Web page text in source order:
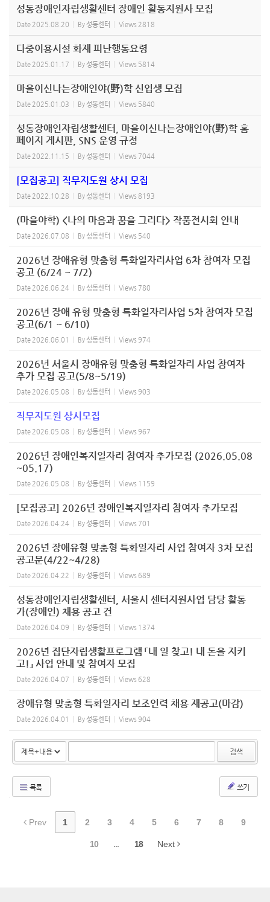
성동장애인자립생활센터 장애인 활동지원사 모집
Date 2025.08.20 By성동센터 Views 2818
다중이용시설 화재 피난행동요령
Date 2025.01.17 By성동센터 Views 5814
마을이신나는장애인야(野)학 신입생 모집
Date 2025.01.03 By성동센터 Views 5840
성동장애인자립생활센터, 마을이신나는장애인야(野)학 홈
페이지 게시판, SNS 운영 규정
Date 2022.11.15 By성동센터 Views 7044
[모집공고] 직무지도원 상시 모집
Date 2022.10.28 By성동센터 Views 8193
(마을야학) <나의 마음과 꿈을 그리다> 작품전시회 안내
Date 2026.07.08 By성동센터 Views 540
2026년 장애유형 맞춤형 특화일자리사업 6차 참여자 모집
공고 (6/24 ~ 7/2)
Date 2026.06.24 By성동센터 Views 780
2026년 장애 유형 맞춤형 특화일자리사업 5차 참여자 모집
공고(6/1 ~ 6/10)
Date 2026.06.01 By성동센터 Views 974
2026년 서울시 장애유형 맞춤형 특화일자리 사업 참여자
추가 모집 공고(5/8~5/19)
Date 2026.05.08 By성동센터 Views 903
직무지도원 상시모집
Date 2026.05.08 By성동센터 Views 967
2026년 장애인복지일자리 참여자 추가모집 (2026.05.08
~05.17)
Date 2026.05.08 By성동센터 Views 1159
[모집공고] 2026년 장애인복지일자리 참여자 추가모집
Date 2026.04.24 By성동센터 Views 701
2026년 장애유형 맞춤형 특화일자리 사업 참여자 3차 모집
공고문(4/22~4/28)
Date 2026.04.22 By성동센터 Views 689
성동장애인자립생활센터, 서울시 센터지원사업 담당 활동
가(장애인) 채용 공고 건
Date 2026.04.09 By성동센터 Views 1374
2026년 집단자립생활프로그램 「내 일 찾고! 내 돈을 지키
고!」 사업 안내 및 참여자 모집
Date 2026.04.07 By성동센터 Views 628
장애유형 맞춤형 특화일자리 보조인력 채용 재공고(마감)
Date 2026.04.01 By성동센터 Views 904
검색
목록 쓰기
Prev 1 2 3 4 5 6 7 8 9
10 ... 18 Next